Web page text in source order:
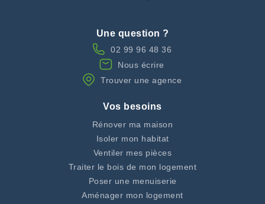
Une question ?
02 99 96 48 36
Nous écrire
Trouver une agence
Vos besoins
Rénover ma maison
Isoler mon habitat
Ventiler mes pièces
Traiter le bois de mon logement
Poser une menuiserie
Aménager mon logement